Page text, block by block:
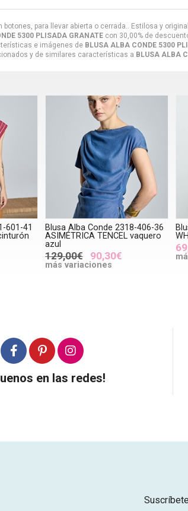
para llevar abierta o cerrada.. Estilosa y
5300 PLISADA GRANATE con 30,00% de
e imágenes de BLUSA ALBA CONDE 5300
y de similares características a BLUSA ALBA
601-41
Blusa Alba Conde 2318-406-36
ASIMÉTRICA TENCEL vaquero
azul
129,00€ 90,30€
más variaciones
en las redes!